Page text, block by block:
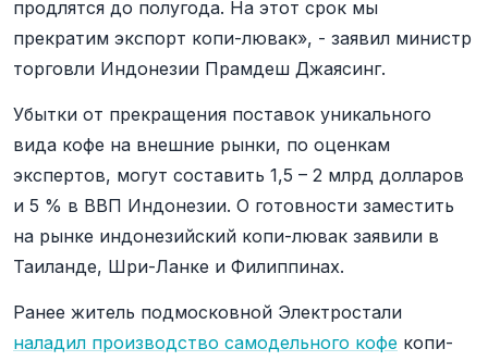
продлятся до полугода. На этот срок мы
прекратим экспорт копи-лювак», - заявил министр
торговли Индонезии Прамдеш Джаясинг.
Убытки от прекращения поставок уникального
вида кофе на внешние рынки, по оценкам
экспертов, могут составить 1,5 – 2 млрд долларов
и 5 % в ВВП Индонезии. О готовности заместить
на рынке индонезийский копи-лювак заявили в
Таиланде, Шри-Ланке и Филиппинах.
Ранее житель подмосковной Электростали
наладил производство самодельного кофе копи-